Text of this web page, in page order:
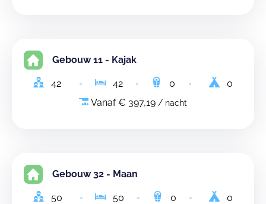
Gebouw 11 - Kajak
42 42 0
0
Vanaf € 397,19 / nacht
Gebouw 32 - Maan
50 50 0
0